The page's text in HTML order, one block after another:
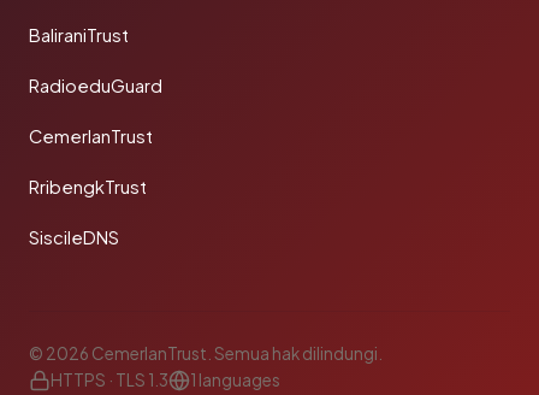
BaliraniTrust
RadioeduGuard
CemerlanTrust
RribengkTrust
SiscileDNS
© 2026 CemerlanTrust. Semua hak dilindungi.
HTTPS · TLS 1.3
1 languages